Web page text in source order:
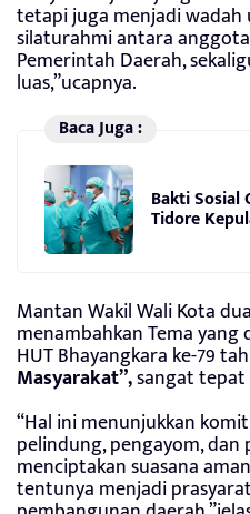
tetapi juga menjadi
silaturahmi antara
Pemerintah Daerah,
luas,”ucapnya.
Baca Juga :
Bakti Sosial
Tidore
Mantan Wakil Wali Kota
menambahkan Tema
HUT Bhayangkara ke-79
Masyarakat”,sangat tepat
“Hal ini menunjukkan
pelindung, pengayom, dan
menciptakan suasana
tentunya menjadi